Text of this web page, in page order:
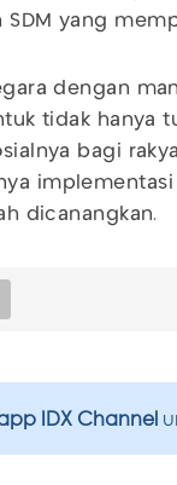
SDM yang
dengan
tidak hanya
bagi
dicanangkan.
IDX Channel